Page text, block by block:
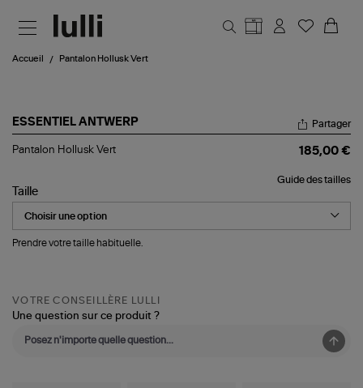
Accueil Pantalon Hollusk Vert
ESSENTIEL ANTWERP
Pantalon
Partager
Pantalon Hollusk Vert 185,00 €
Guide des tailles
Taille
Prendre votre taille habituelle.
VOTRE CONSEILLÈRE LULLI
Une question sur ce produit ?